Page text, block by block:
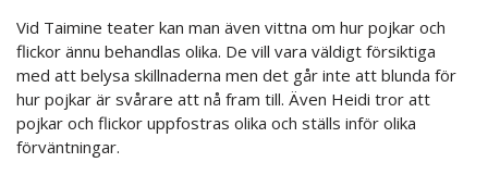
Vid Taimine teater kan man även vittna om hur pojkar och
flickor ännu behandlas olika. De vill vara väldigt försiktiga
med att belysa skillnaderna men det går inte att blunda för
hur pojkar är svårare att nå fram till. Även Heidi tror att
pojkar och flickor uppfostras olika och ställs inför olika
förväntningar.